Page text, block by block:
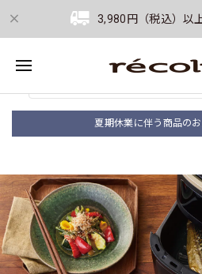
3,980円（税込）以
夏期休業に伴う商品の